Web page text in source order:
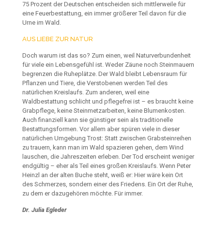
75 Prozent der Deutschen entscheiden sichmittlerweile für
eine Feuerbestattung, ein immer größerer Teil davon für die
Urne im Wald.
AUS LIEBE ZUR NATUR
Doch warum ist das so? Zum einen, weil Naturverbundenheit
für viele ein Lebensgefühl ist. Weder Zäune noch Steinmauern
begrenzen die Ruheplätze. Der Wald bleibt Lebensraum für
Pflanzenund Tiere, die Verstobenen werden Teil des
natürlichen Kreislaufs. Zum anderen, weil eine
Waldbestattung schlicht und pflegefreiist – es braucht keine
Grabpflege, keine Steinmetzarbeiten, keineBlumenkosten.
Auch finanziell kann sie günstiger sein als traditionelle
Bestattungsformen. Vor allem aber spüren viele in dieser
natürlichen Umgebung Trost: Statt zwischen Grabsteinreihen
zutrauern, kann man im Wald spazieren gehen, dem Wind
lauschen, die Jahreszeiten erleben. Der Tod erscheint weniger
endgültig – eher als Teil eines großen Kreislaufs.Wenn Peter
Heinzl an der alten Buche steht, weiß er: Hier wäre kein Ort
des Schmerzes, sondern einer des Friedens. Ein Ort derRuhe,
zu dem er dazugehören möchte. Für immer.
Dr. Julia Egleder